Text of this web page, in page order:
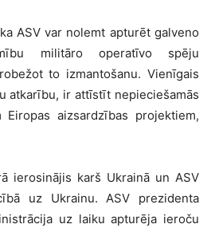
ASV var nolemt apturēt galveno
militāro operatīvo spēju
to izmantošanu. Vienīgais
atkarību, ir attīstīt nepieciešamās
aizsardzības projektiem,
ierosinājis karš Ukrainā un ASV
uz Ukrainu. ASV prezidenta
uz laiku apturēja ieroču